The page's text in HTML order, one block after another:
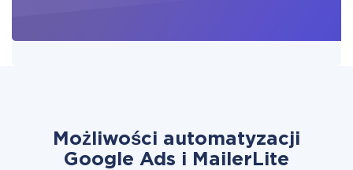
Możliwości automatyzacji
Google Ads i MailerLite